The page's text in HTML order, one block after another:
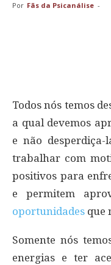
Por Fãs da Psicanálise -
Todos nós temos
a qual devemos
e não
trabalhar com
positivos para
e permitem
oportunidades que
Somente nós
energias e ter